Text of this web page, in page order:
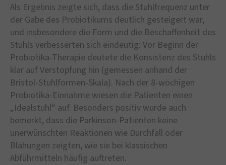
Als Ergebnis zeigte sich, dass die Stuhlfrequenz unter
der Gabe des Probiotikums deutlich gesteigert war,
und insbesondere die Form und die Beschaffenheit des
Stuhls verbesserten sich eindeutig: Vor Beginn der
Probiotika-Therapie deutete die Konsistenz des Stuhls
klar auf Verstopfung hin (gemessen anhand der
Bristol-Stuhlformen-Skala). Nach der 8-wöchigen
Probiotika-Einnahme wiesen die Patienten einen
„Idealstuhl“ auf. Besonders positiv wurde auch
bemerkt, dass die Parkinson-Patienten keine
unerwünschten Reaktionen wie Durchfall oder
Blähungen zeigten, wie sie bei klassischen
Abführmitteln häufig auftreten.